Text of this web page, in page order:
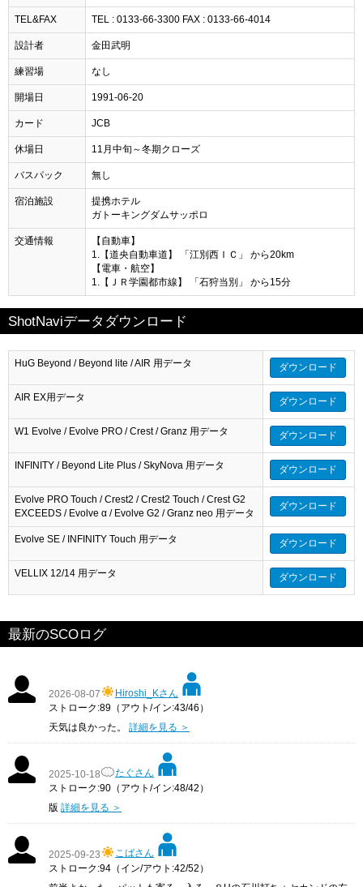
TEL&FAX TEL : 0133-66-3300 FAX : 0133-66-4014
設計者 金田武明
練習場 なし
開場日 1991-06-20
カード JCB
休場日 11月中旬～冬期クローズ
バスパック 無し
宿泊施設
提携ホテル
ガトーキングダムサッポロ
交通情報
【自動車】
1.【道央自動車道】 「江別西ＩＣ」 から20km
【電車・航空】
1.【ＪＲ学園都市線】 「石狩当別」 から15分
ShotNaviデータダウンロード
HuG Beyond / Beyond lite / AIR 用データ ダウンロード
AIR EX用データ ダウンロード
W1 Evolve / Evolve PRO / Crest / Granz 用データ ダウンロード
INFINITY / Beyond Lite Plus / SkyNova 用データ ダウンロード
Evolve PRO Touch / Crest2 / Crest2 Touch / Crest G2
EXCEEDS / Evolve α / Evolve G2 / Granz neo 用データ
ダウンロード
Evolve SE / INFINITY Touch 用データ ダウンロード
VELLIX 12/14 用データ ダウンロード
最新のSCOログ
2026-08-07
Hiroshi_Kさん
ストローク:89（アウト/イン:43/46）
天気は良かった。 詳細を見る ＞
2025-10-18
たぐさん
ストローク:90（アウト/イン:48/42）
版 詳細を見る ＞
2025-09-23
こばさん
ストローク:94（イン/アウト:42/52）